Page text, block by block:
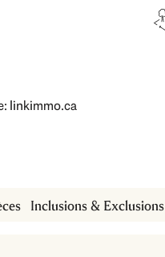
linkimmo.ca
Inclusions & Exclusions